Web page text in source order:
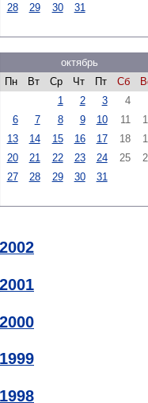
28
29 30 31
октябрь
Пн
Вт Ср Чт Пт Сб
1
2 3 4
6
7 8 9 10 11
13
14 15 16 17 18
20
21 22 23 24 25
27
28 29 30 31
2002
2001
2000
1999
1998